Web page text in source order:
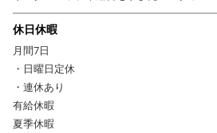
休日休暇
月間7日
・日曜日定休
・連休あり
有給休暇
夏季休暇